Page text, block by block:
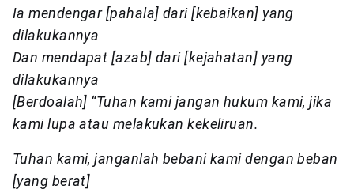
Ia mendengar [pahala] dari [kebaikan] yang
dilakukannya
Dan mendapat [azab] dari [kejahatan] yang
dilakukannya
[Berdoalah] “Tuhan kami jangan hukum kami, jika
kami lupa atau melakukan kekeliruan.
Tuhan kami, janganlah bebani kami dengan beban
[yang berat]